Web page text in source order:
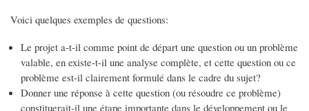
Voici quelques exemples de questions:
Le projet a-t-il comme point de départ une question ou un problème
valable, en existe-t-il une analyse complète, et cette question ou ce
problème est-il clairement formulé dans le cadre du sujet?
Donner une réponse à cette question (ou résoudre ce problème)
constituerait-il une étape importante dans le développement ou le